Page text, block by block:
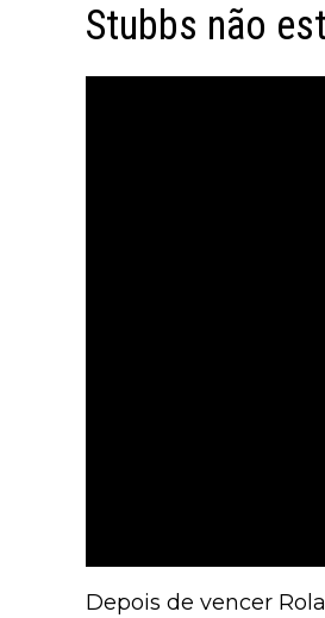
Stubbs não
Depois de vencer